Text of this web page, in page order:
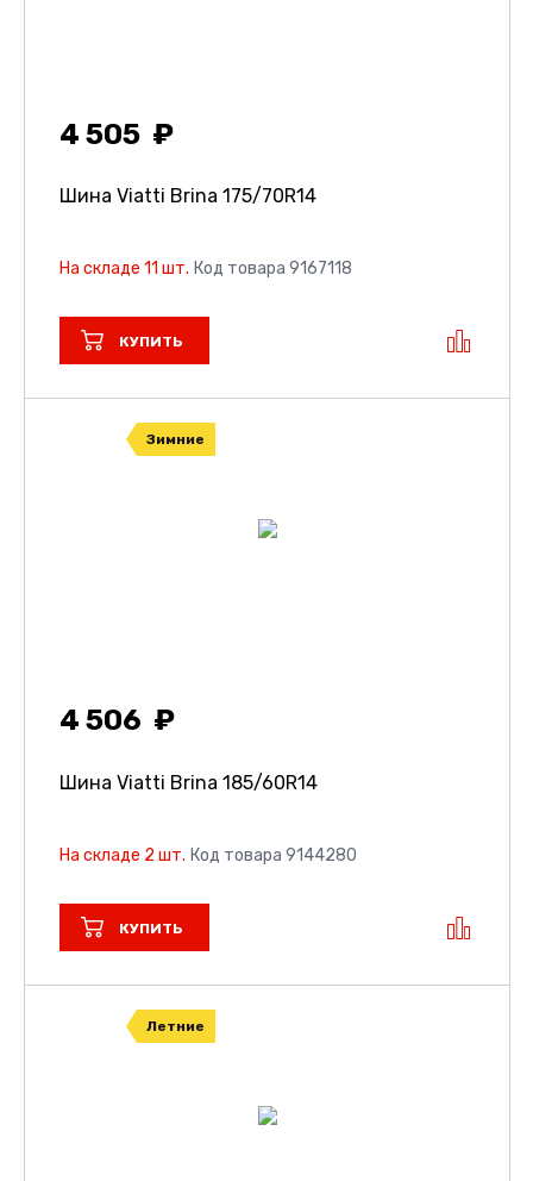
4 505
Шина Viatti Brina 175/70R14
На складе 11 шт. Код товара 9167118
КУПИТЬ
Зимние
4 506
Шина Viatti Brina 185/60R14
На складе 2 шт. Код товара 9144280
КУПИТЬ
Летние